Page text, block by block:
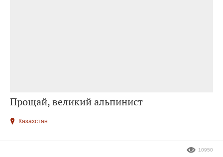
Прощай, великий альпинист
Казахстан
10950